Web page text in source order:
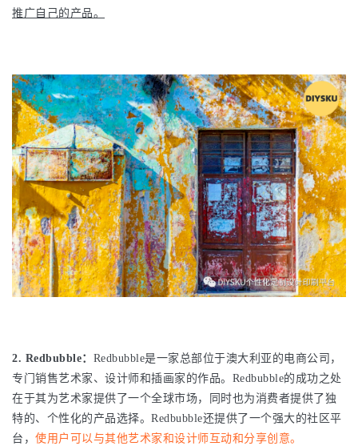
推广自己的产品。
2. Redbubble： Redbubble是一家总部位于澳大利亚的电商公司，
专门销售艺术家、设计师和插画家的作品。Redbubble的成功之处
在于其为艺术家提供了一个全球市场，同时也为消费者提供了独
特的、个性化的产品选择。Redbubble还提供了一个强大的社区平
台， 使用户可以与其他艺术家和设计师互动和分享创意。